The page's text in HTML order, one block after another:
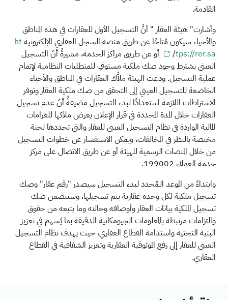
القادمة.
وأشارت" هيئة العقار " أنَّ التسجيل الأول للعقارات في هذه المناطق
والأحياء سيكون مُتاحًا عن طريق منصة السجل العقاري الإلكترونية ht
tps://rer.sa
/
أو عن طريق مراكز الخدمة، مشيرةً أنّ التسجيل
العيني يشترط وجود صك ملكية مستوفِ للمتطلبات النظامية لإتمام
عملية التسجيل. ودعت الهيئة ملاَّك العقارات في المناطق والأحياء
الخاضعة للتسجيل العيني إلى التحقق من صك ملكية العقار وتوفر
الاشتراطات اللازمة استعدادًا لبدء التسجيل مضيفةً أنّ عدم تسجيل
العقارات خلال المدة المحددة في قرار الإعلان يعرض ملاكها للغرامات
المالية الواردة في نظام التسجيل العيني للعقار والتي تحددها لجنة
مختصة بالنظر في المخالفات، ويمكن الاستفسار عن خطوات التسجيل
من خلال المنصات الرسمية للهيئة أو عن طريق الاتصال على مركز
خدمة العملاء 199002.
وابتداءً من الموعد الـمُحدد لبدء التسجيل سيصدر "رقم عقار" وصك
تسجيل ملكية لكل وحدة عقارية يتم تسجيلها، وسيتضمن صك
تسجيل الملكية بيانات العقار وأوصافه وحالته وما يتبعه من حقوق
والتزامات مرتبطة بالمعلومات الجيومكانية الدقيقة بما يُسهم في تعزيز
البنية التحتية واستدامة القطاع العقاري، حيث يهدف نظام التسجيل
العيني للعقار إلى رفع الموثوقية العقارية وتعزيز الشفافية في القطاع
العقاري.